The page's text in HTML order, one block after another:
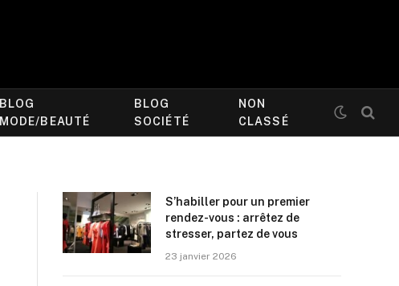
BLOG
MODE/BEAUTÉ
BLOG
SOCIÉTÉ
NON
CLASSÉ
S’habiller pour un premier
rendez-vous : arrêtez de
stresser, partez de vous
23 janvier 2026